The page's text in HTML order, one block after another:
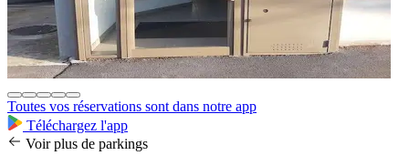
Toutes vos réservations sont dans notre app
Téléchargez l'app
Voir plus de parkings